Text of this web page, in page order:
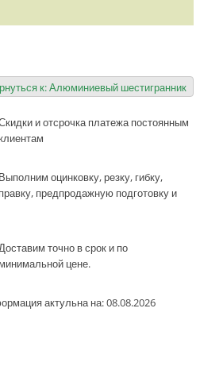
к: Алюминиевый шестигранник
и отсрочка платежа постоянным
Выполним оцинковку, резку, гибку,
правку, предпродажную подготовку и
точно в срок и по
минимальной цене.
актульна на: 08.08.2026